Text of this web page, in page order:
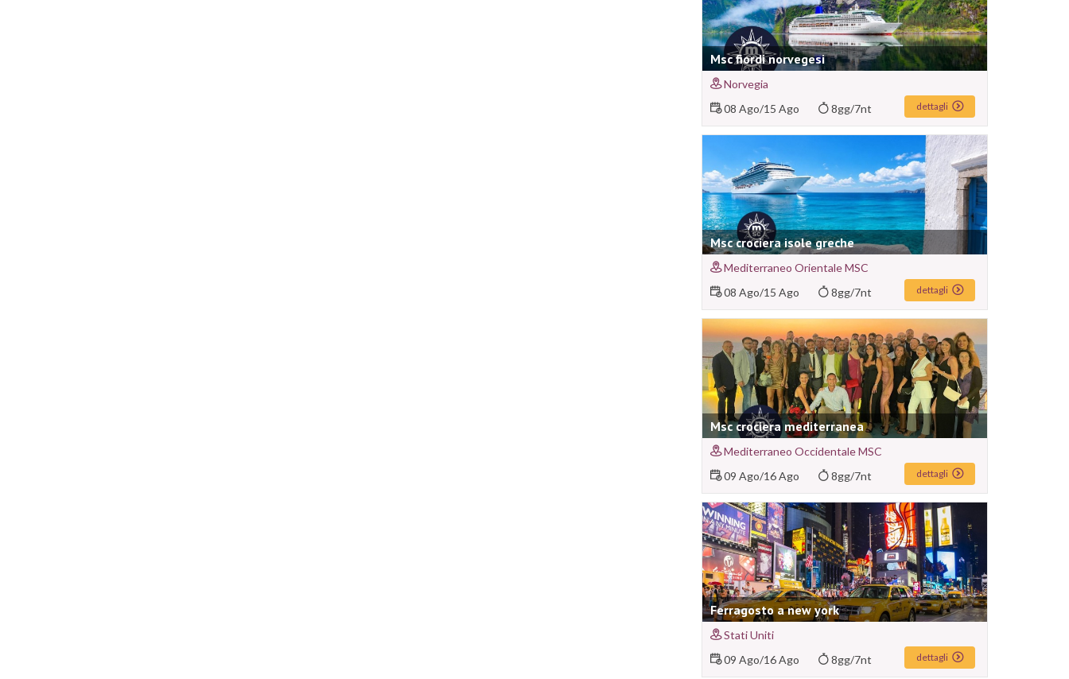
Msc fiordi norvegesi
Norvegia
08 Ago/15 Ago 8gg/7nt dettagli
Msc crociera isole greche
Mediterraneo Orientale MSC
08 Ago/15 Ago 8gg/7nt dettagli
Msc crociera mediterranea
Mediterraneo Occidentale MSC
09 Ago/16 Ago 8gg/7nt dettagli
Ferragosto a new york
Stati Uniti
09 Ago/16 Ago 8gg/7nt dettagli